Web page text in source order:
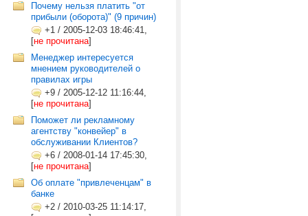
Почему нельзя платить "от
прибыли (оборота)" (9 причин)
+1 / 2005-12-03 18:46:41,
[не прочитана]
Менеджер интересуется
мнением руководителей о
правилах игры
+9 / 2005-12-12 11:16:44,
[не прочитана]
Поможет ли рекламному
агентству "конвейер" в
обслуживании Клиентов?
+6 / 2008-01-14 17:45:30,
[не прочитана]
Об оплате "привлеченцам" в
банке
+2 / 2010-03-25 11:14:17,